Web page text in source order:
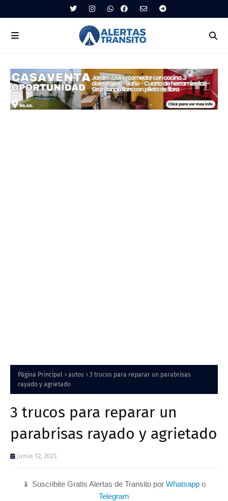
Página Principal autos
3 trucos para reparar un parabrisas
rayado y agrietado
3 trucos para reparar un
parabrisas rayado y agrietado
junio 12, 2023
📱 Suscribite Gratis Alertas de Transito por Whatsapp o
Telegram